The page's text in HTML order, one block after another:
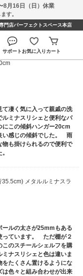
8月16日（日）休業
す。
門店パーフェクトスペース本店
サポートお気に入り カート
ュー
凄く気に入って親戚の洗
ミナスリシェと便利なパ
この傾斜ハンガー20cm
い感じの傾斜でした。 雨
も掛けられるので便利で
メタルルミナスラ
ールの太さが25mmもある
っています。 ただ棚が２
のスチールシェルフを購
ナスリシェと色は違いま
たくさん置けるようにな
色々と組み合わせが出来